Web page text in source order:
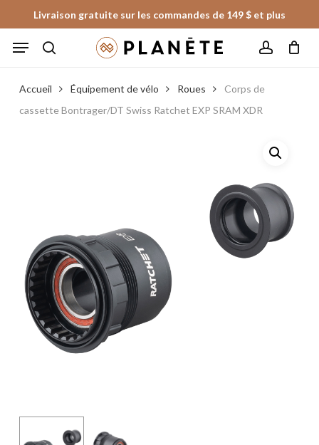
to
main
Livraison gratuite sur les commandes de 149 $ et plus
Menu
Fermer
le
panier
Accueil Équipement de vélo Roues
Corps de
cassette Bontrager/DT Swiss Ratchet EXP SRAM XDR